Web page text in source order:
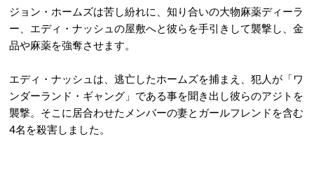
ジョン・ホームズは苦し紛れに、知り合いの大物麻薬ディーラ
ー、エディ・ナッシュの屋敷へと彼らを手引きして襲撃し、金
品や麻薬を強奪させます。
エディ・ナッシュは、逃亡したホームズを捕まえ、犯人が「ワ
ンダーランド・ギャング」である事を聞き出し彼らのアジトを
襲撃。そこに居合わせたメンバーの妻とガールフレンドを含む
4名を殺害しました。